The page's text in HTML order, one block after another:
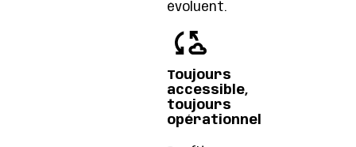
évoluent.
Toujours
accessible,
toujours
opérationnel